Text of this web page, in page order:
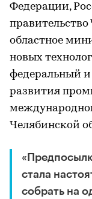
Федерации,
областное
новых
федеральный
развития
Челябинской
стала
собрать на